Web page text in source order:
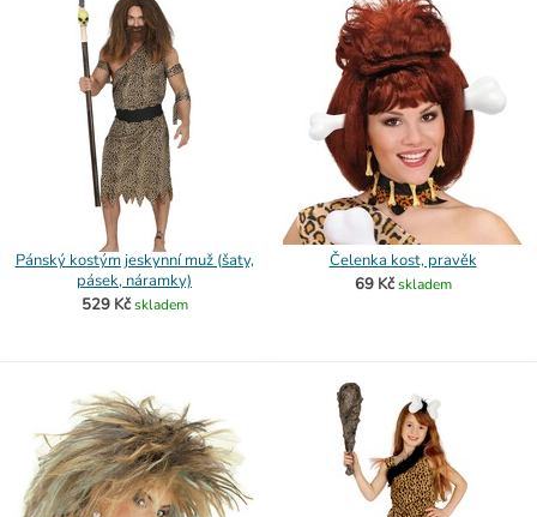
Pánský kostým jeskynní muž (šaty,
pásek, náramky)
529 Kč skladem
Čelenka kost, pravěk
69 Kč skladem